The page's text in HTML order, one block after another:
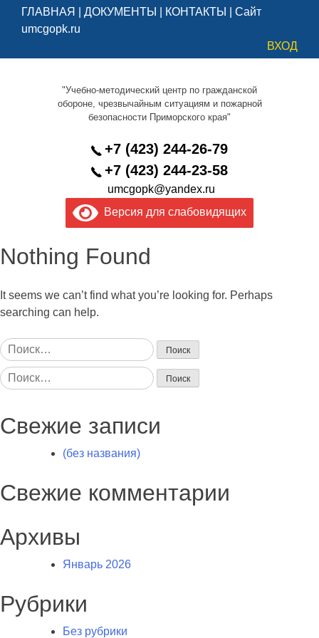
ГЛАВНАЯ ДОКУМЕНТЫ КОНТАКТЫ
Сайт
umcgopk.ru
ВХОД
"Учебно-методический центр по гражданской
обороне, чрезвычайным ситуациям и пожарной
безопасности Приморского края"
+7 (423) 244-26-79
+7 (423) 244-23-58
umcgopk@yandex.ru
Версия для слабовидящих
Nothing Found
It seems we can’t find what you’re looking for. Perhaps
searching can help.
Найти:
Найти:
Свежие записи
(без названия)
Свежие комментарии
Архивы
Январь 2026
Рубрики
Без рубрики